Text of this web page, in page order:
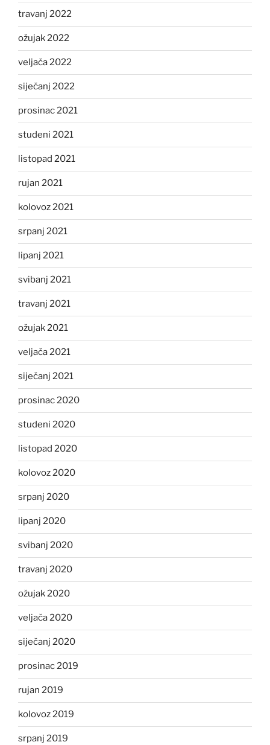
travanj 2022
ožujak 2022
veljača 2022
siječanj 2022
prosinac 2021
studeni 2021
listopad 2021
rujan 2021
kolovoz 2021
srpanj 2021
lipanj 2021
svibanj 2021
travanj 2021
ožujak 2021
veljača 2021
siječanj 2021
prosinac 2020
studeni 2020
listopad 2020
kolovoz 2020
srpanj 2020
lipanj 2020
svibanj 2020
travanj 2020
ožujak 2020
veljača 2020
siječanj 2020
prosinac 2019
rujan 2019
kolovoz 2019
srpanj 2019